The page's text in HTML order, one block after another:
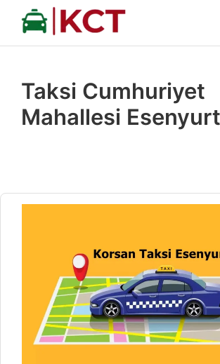
İçeriğe
Taksi Cumhuriyet
Mahallesi Esenyurt